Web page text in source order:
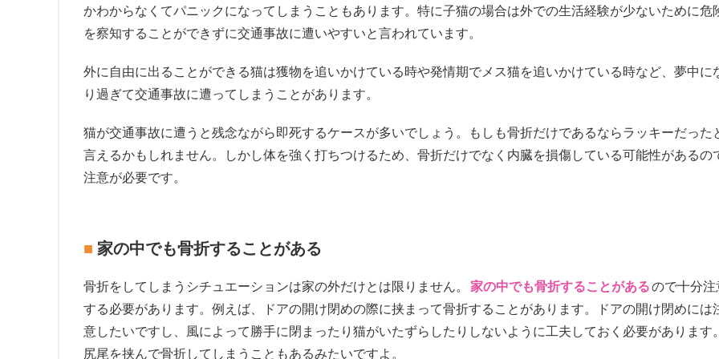
かわからなくてパニックになってしまうこともあります。特に子猫の場合は外での生活経験が少ないために危
を察知することができずに交通事故に遭いやすいと言われています。
外に自由に出ることができる猫は獲物を追いかけている時や発情期でメス猫を追いかけている時など、夢中に
り過ぎて交通事故に遭ってしまうことがあります。
猫が交通事故に遭うと残念ながら即死するケースが多いでしょう。もしも骨折だけであるならラッキーだった
言えるかもしれません。しかし体を強く打ちつけるため、骨折だけでなく内臓を損傷している可能性があるの
注意が必要です。
家の中でも骨折することがある
骨折をしてしまうシチュエーションは家の外だけとは限りません。 家の中でも骨折することがあるので十分注
する必要があります。例えば、ドアの開け閉めの際に挟まって骨折することがあります。ドアの開け閉めには
意したいですし、風によって勝手に閉まったり猫がいたずらしたりしないように工夫しておく必要があります。
尻尾を挟んで骨折してしまうこともあるみたいですよ。